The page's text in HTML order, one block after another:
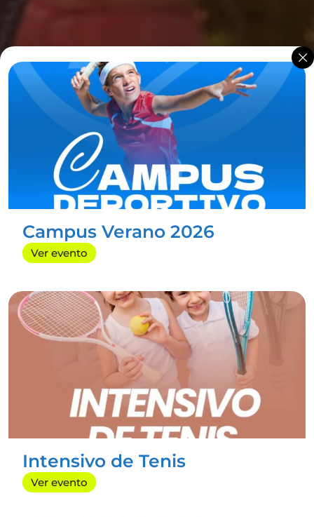
CUMPLEAÑOS
INFANTILES
Celebra un cumpleaños inolvidable en Radazul
Sport Center. Ofrecemos unas instalaciones
deportivas ideales para disfrutar de
Campus Verano 2026
Ver evento
Intensivo de Tenis
Ver evento